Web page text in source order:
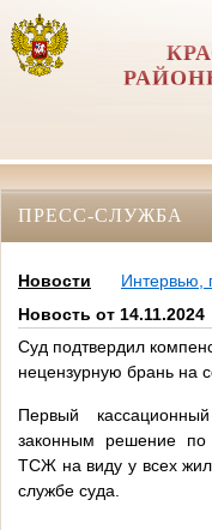
ПРЕСС-СЛУЖБА
Новости
Интервью,
Новость от 14.11.2024
Суд подтвердил
нецензурную брань на
Первый
законным решение по
ТСЖ на виду у всех
службе суда.